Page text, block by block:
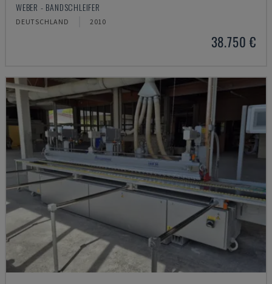
WEBER - BANDSCHLEIFER
DEUTSCHLAND 2010
38.750 €